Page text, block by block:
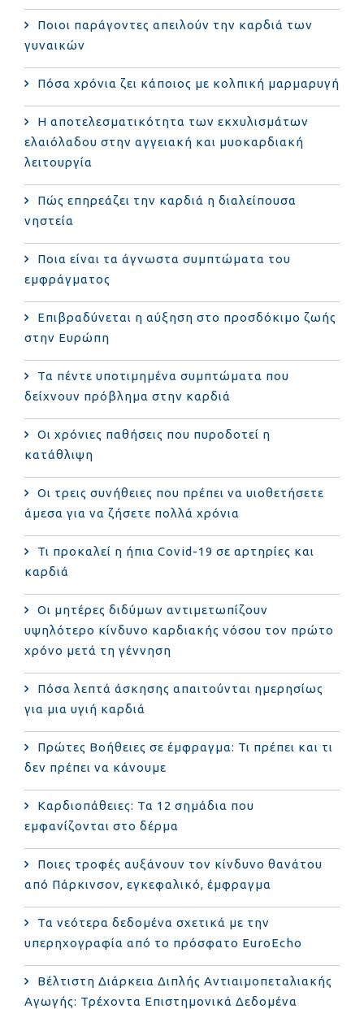
Ποιοι παράγοντες απειλούν την καρδιά των
γυναικών
Πόσα χρόνια ζει κάποιος με κολπική μαρμαρυγή
Η αποτελεσματικότητα των εκχυλισμάτων
ελαιόλαδου στην αγγειακή και μυοκαρδιακή
λειτουργία
Πώς επηρεάζει την καρδιά η διαλείπουσα
νηστεία
Ποια είναι τα άγνωστα συμπτώματα του
εμφράγματος
Επιβραδύνεται η αύξηση στο προσδόκιμο ζωής
στην Ευρώπη
Τα πέντε υποτιμημένα συμπτώματα που
δείχνουν πρόβλημα στην καρδιά
Οι χρόνιες παθήσεις που πυροδοτεί η
κατάθλιψη
Οι τρεις συνήθειες που πρέπει να υιοθετήσετε
άμεσα για να ζήσετε πολλά χρόνια
Τι προκαλεί η ήπια Covid-19 σε αρτηρίες και
καρδιά
Οι μητέρες διδύμων αντιμετωπίζουν
υψηλότερο κίνδυνο καρδιακής νόσου τον πρώτο
χρόνο μετά τη γέννηση
Πόσα λεπτά άσκησης απαιτούνται ημερησίως
για μια υγιή καρδιά
Πρώτες Βοήθειες σε έμφραγμα: Τι πρέπει και τι
δεν πρέπει να κάνουμε
Καρδιοπάθειες: Τα 12 σημάδια που
εμφανίζονται στο δέρμα
Ποιες τροφές αυξάνουν τον κίνδυνο θανάτου
από Πάρκινσον, εγκεφαλικό, έμφραγμα
Τα νεότερα δεδομένα σχετικά με την
υπερηχογραφία από το πρόσφατο EuroEcho
Bέλτιστη Διάρκεια Διπλής Αντιαιμοπεταλιακής
Αγωγής: Τρέχοντα Επιστημονικά Δεδομένα